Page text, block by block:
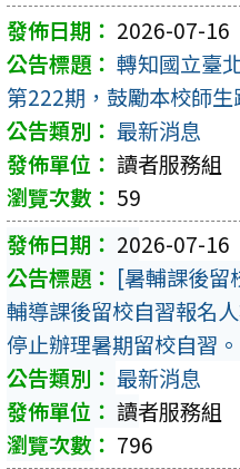
2026-07-16
轉知國立臺
第222期，鼓勵本校師生
最新消息
讀者服務組
59
2026-07-16
[暑輔課後留
輔導課後留校自習報名
停止辦理暑期留校自習。
最新消息
讀者服務組
796